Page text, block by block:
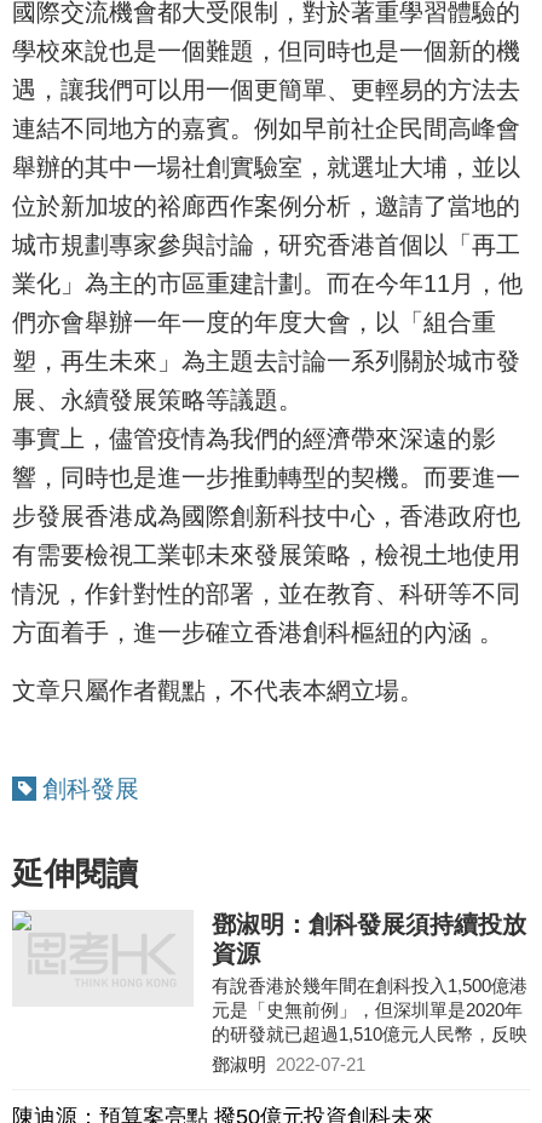
國際交流機會都大受限制，對於著重學習體驗的
學校來說也是一個難題，但同時也是一個新的機
遇，讓我們可以用一個更簡單、更輕易的方法去
連結不同地方的嘉賓。例如早前社企民間高峰會
舉辦的其中一場社創實驗室，就選址大埔，並以
位於新加坡的裕廊西作案例分析，邀請了當地的
城市規劃專家參與討論，研究香港首個以「再工
業化」為主的市區重建計劃。而在今年11月，他
們亦會舉辦一年一度的年度大會，以「組合重
塑，再生未來」為主題去討論一系列關於城市發
展、永續發展策略等議題。
事實上，儘管疫情為我們的經濟帶來深遠的影
響，同時也是進一步推動轉型的契機。而要進一
步發展香港成為國際創新科技中心，香港政府也
有需要檢視工業邨未來發展策略，檢視土地使用
情況，作針對性的部署，並在教育、科研等不同
方面着手，進一步確立香港創科樞紐的內涵 。
文章只屬作者觀點，不代表本網立場。
創科發展
延伸閱讀
鄧淑明：創科發展須持續投放
資源
有說香港於幾年間在創科投入1,500億港
元是「史無前例」，但深圳單是2020年
的研發就已超過1,510億元人民幣，反映
我們有必要認真審視研發投資的力度是
鄧淑明 2022-07-21
陳迪源：預算案亮點 撥50億元投資創科未來